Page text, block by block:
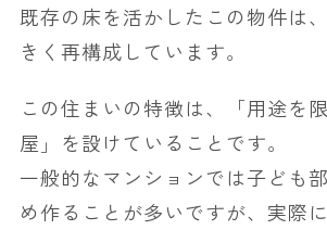
既存の床を活かしたこの物件は
きく再構成しています。
この住まいの特徴は、「用途を
屋」を設けていることです。
一般的なマンションでは子ども
め作ることが多いですが、実際